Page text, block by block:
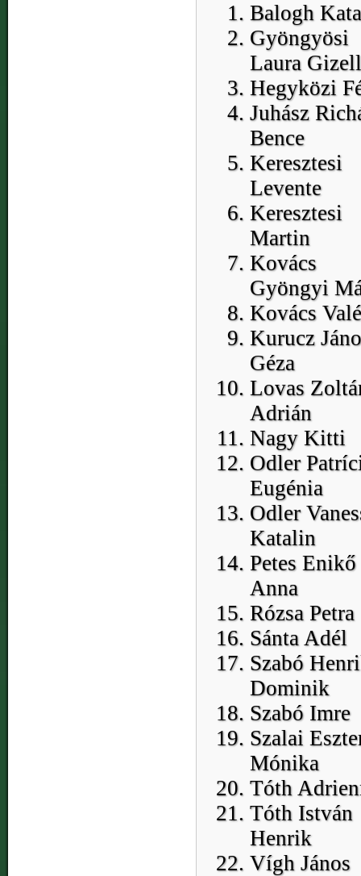
Balogh
Gyöngyösi
Laura
Hegyközi
Juhász
Bence
Keresztesi
Levente
Keresztesi
Martin
Kovács
Gyöngyi
Kovács
Kurucz
Géza
Lovas
Adrián
Nagy Kitti
Odler
Eugénia
Odler
Katalin
Petes Enikő
Anna
Rózsa Petra
Sánta Adél
Szabó
Dominik
Szabó Imre
Szalai
Mónika
Tóth
Tóth István
Henrik
Vígh János